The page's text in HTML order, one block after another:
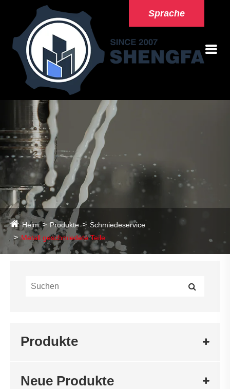
Sprache
Heim Produkte
Schmiedeservice
Metall geschmiedete Teile
Produkte
Neue Produkte